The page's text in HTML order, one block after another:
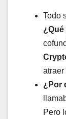
Todo
atraer
¿Por
Pero